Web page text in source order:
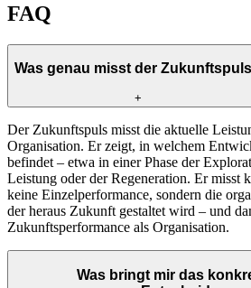
FAQ
Was genau misst der
+
Der Zukunftspuls misst die aktuelle
Organisation. Er zeigt, in welchem
befindet – etwa in einer Phase der
Leistung oder der Regeneration. Er misst
keine Einzelperformance, sondern die
der heraus Zukunft gestaltet wird – und
Zukunftsperformance als Organisation.
Was bringt mir das